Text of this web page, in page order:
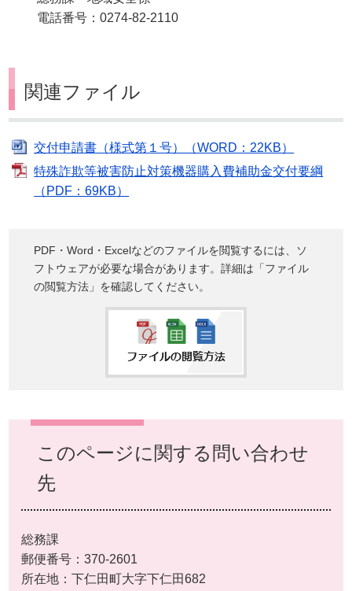
電話番号：0274-82-2110
関連ファイル
交付申請書（様式第１号）（WORD：22KB）
特殊詐欺等被害防止対策機器購入費補助金交付要綱
（PDF：69KB）
PDF・Word・Excelなどのファイルを閲覧するには、ソ
フトウェアが必要な場合があります。詳細は「ファイル
の閲覧方法」を確認してください。
このページに関する問い合わせ
先
総務課
郵便番号：370-2601
所在地：下仁田町大字下仁田682